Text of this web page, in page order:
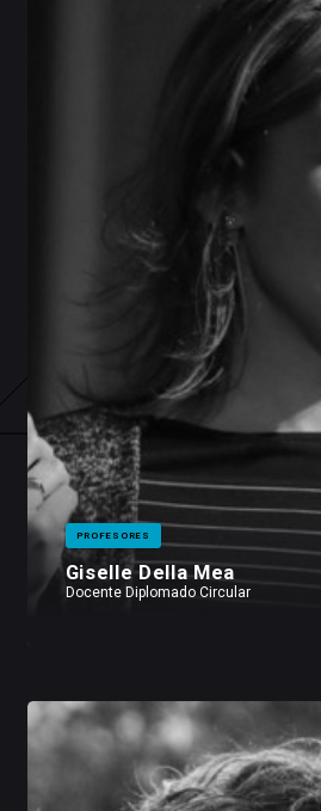
PROFESORES
Giselle Della Mea
Docente Diplomado Circular